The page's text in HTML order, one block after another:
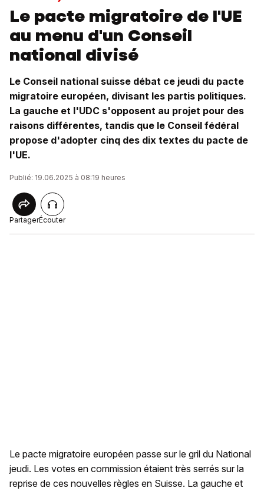
Le pacte migratoire de l'UE
au menu d'un Conseil
national divisé
Le Conseil national suisse débat ce jeudi du pacte
migratoire européen, divisant les partis politiques.
La gauche et l'UDC s'opposent au projet pour des
raisons différentes, tandis que le Conseil fédéral
propose d'adopter cinq des dix textes du pacte de
l'UE.
Publié: 19.06.2025 à 08:19 heures
PartagerÉcouter
Le pacte migratoire européen passe sur le gril du National
jeudi. Les votes en commission étaient très serrés sur la
reprise de ces nouvelles règles en Suisse. La gauche et